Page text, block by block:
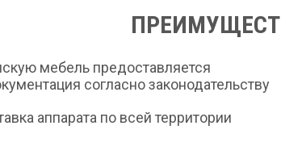
мебель предоставляется
согласно законодательству
аппарата по всей территории